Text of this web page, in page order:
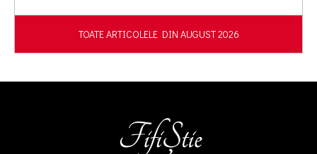
TOATE ARTICOLELE DIN AUGUST 2026